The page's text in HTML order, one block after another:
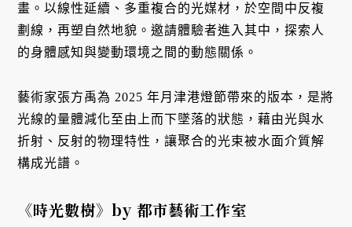
畫。以線性延續、多重複合的光媒材，於空間中反複
劃線，再塑自然地貌。邀請體驗者進入其中，探索人
的身體感知與變動環境之間的動態關係。
藝術家張方禹為 2025 年月津港燈節帶來的版本，是將
光線的量體減化至由上而下墜落的狀態，藉由光與水
折射、反射的物理特性，讓聚合的光束被水面介質解
構成光譜。
《時光數樹》by 都市藝術工作室